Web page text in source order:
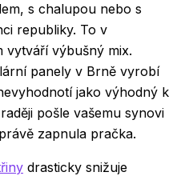
s chalupou nebo s
republiky. To v
vytváří výbušný mix.
panely v Brně vyrobí
jako výhodný k
pošle vašemu synovi
zapnula pračka.
drasticky snižuje